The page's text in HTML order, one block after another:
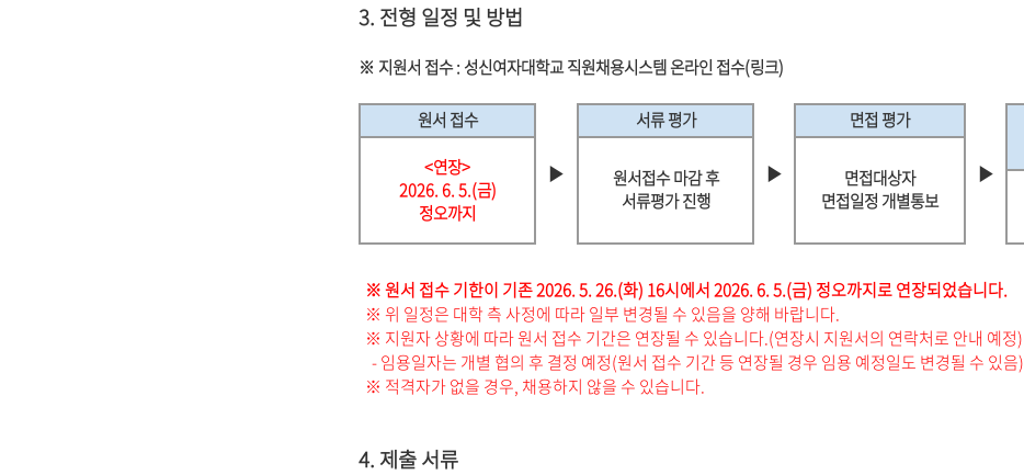
3. 전형 일정 및 방법
※ 지원서 접수 : 성신여자대학교 직원채용시스템 온라인 접수(링크)
원서 접수
▶
서류 평가
▶
면접 평가
▶
<연장>
2026. 6. 5.(금)
정오까지
원서접수 마감 후
서류평가 진행
면접대상자
면접일정 개별통보
※ 원서 접수 기한이 기존 2026. 5. 26.(화) 16시에서 2026. 6. 5.(금) 정오까지로 연장되었습니다.
※ 위 일정은 대학 측 사정에 따라 일부 변경될 수 있음을 양해 바랍니다.
※ 지원자 상황에 따라 원서 접수 기간은 연장될 수 있습니다.(연장시 지원서의 연락처로 안내 예정)
- 임용일자는 개별 협의 후 결정 예정(원서 접수 기간 등 연장될 경우 임용 예정일도 변경될 수 있음)
※ 적격자가 없을 경우, 채용하지 않을 수 있습니다.
4. 제출 서류